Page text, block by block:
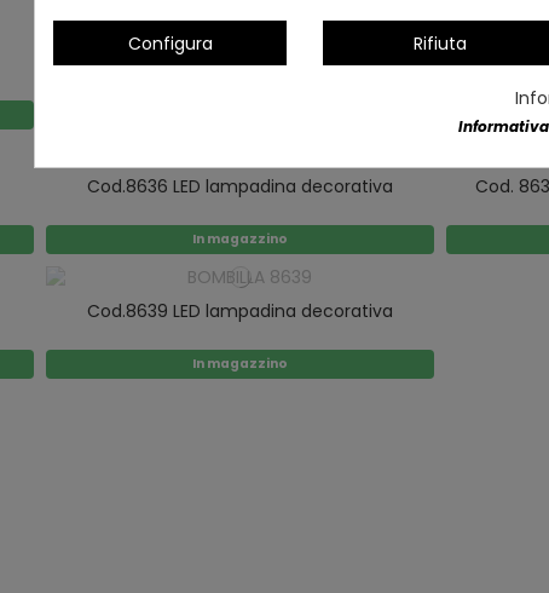
Cod. 8633 Lampadina decorativa a LED
Cod.8636 LED lampadina decorativa
In magazzino
Cod.
Cod.8639 LED lampadina decorativa
In magazzino
Configura Rifiuta